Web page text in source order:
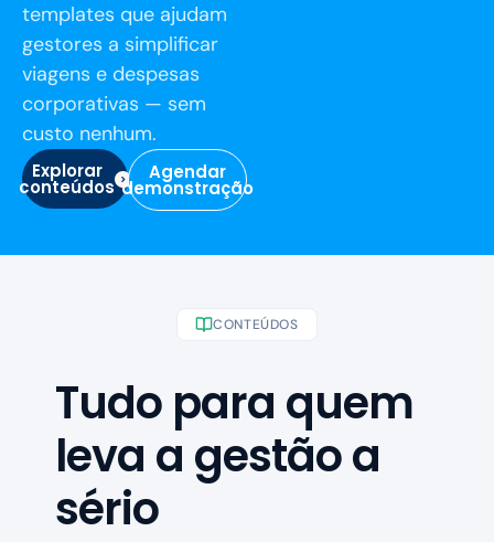
templates que ajudam
gestores a simplificar
viagens e despesas
corporativas — sem
custo nenhum.
Explorar
conteúdos
Agendar
demonstração
CONTEÚDOS
Tudo para quem
leva a gestão a
sério